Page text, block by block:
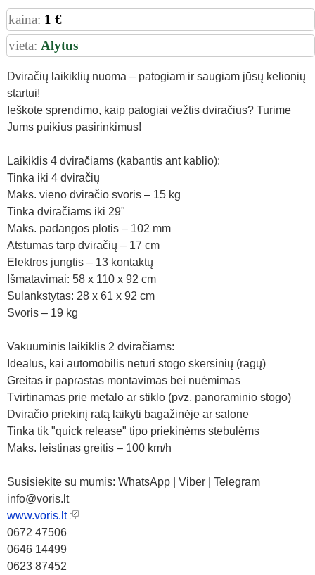
kaina: 1 €
vieta: Alytus
Dviračių laikiklių nuoma – patogiam ir saugiam jūsų kelionių
startui!
Ieškote sprendimo, kaip patogiai vežtis dviračius? Turime
Jums puikius pasirinkimus!
Laikiklis 4 dviračiams (kabantis ant kablio):
Tinka iki 4 dviračių
Maks. vieno dviračio svoris – 15 kg
Tinka dviračiams iki 29"
Maks. padangos plotis – 102 mm
Atstumas tarp dviračių – 17 cm
Elektros jungtis – 13 kontaktų
Išmatavimai: 58 x 110 x 92 cm
Sulankstytas: 28 x 61 x 92 cm
Svoris – 19 kg
Vakuuminis laikiklis 2 dviračiams:
Idealus, kai automobilis neturi stogo skersinių (ragų)
Greitas ir paprastas montavimas bei nuėmimas
Tvirtinamas prie metalo ar stiklo (pvz. panoraminio stogo)
Dviračio priekinį ratą laikyti bagažinėje ar salone
Tinka tik "quick release" tipo priekinėms stebulėms
Maks. leistinas greitis – 100 km/h
Susisiekite su mumis: WhatsApp | Viber | Telegram
info@voris.lt
www.voris.lt
0672 47506
0646 14499
0623 87452